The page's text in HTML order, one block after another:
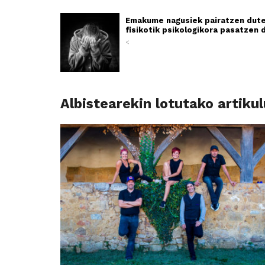
Emakume nagusiek pairatzen
fisikotik psikologikora pasatzen
<
Albistearekin lotutako